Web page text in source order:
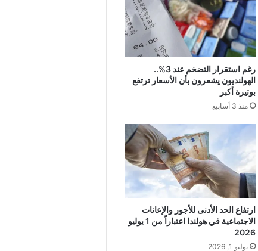
رغم استقرار التضخم عند 3%..
الهولنديون يشعرون بأن الأسعار ترتفع
بوتيرة أكبر
منذ 3 أسابيع
ارتفاع الحد الأدنى للأجور والإعانات
الاجتماعية في هولندا اعتباراً من 1 يوليو
2026
يوليو 1, 2026